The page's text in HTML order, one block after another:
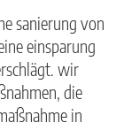
sanierung von
einsparung
wir
die
in